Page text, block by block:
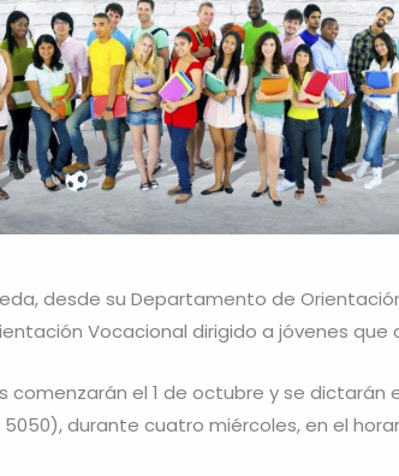
desde su Departamento de
Vocacional dirigido a jóvenes
comenzarán el 1 de octubre y se dictarán
durante cuatro miércoles, en el